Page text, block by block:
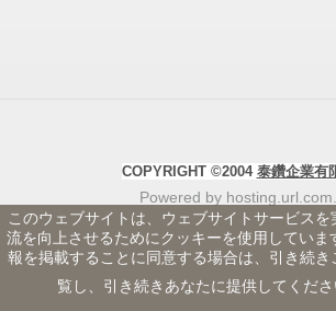
COPYRIGHT ©2004 泰鑽企業有
Powered by
このウェブサイトは、ウェブサイトサービス
流を向上させるためにクッキーを使用していま
報を掲載することに同意する場合は、引き続き
覧し、引き続きあなたに提供してくださ